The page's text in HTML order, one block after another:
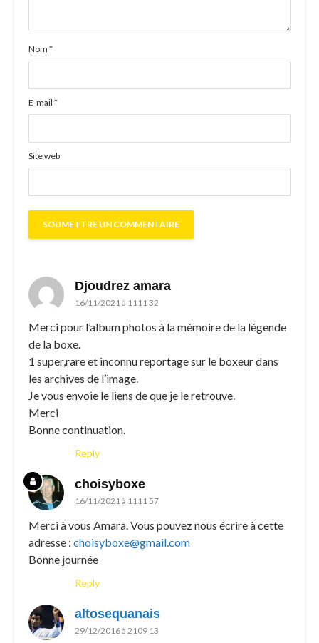
Nom *
E-mail *
Site web
Djoudrez amara
16/11/2021 à 1111 32
Merci pour l’album photos à la mémoire de la légende
de la boxe.
1 super,rare et inconnu reportage sur le boxeur dans
les archives de l’image.
Je vous envoie le liens de que je le retrouve.
Merci
Bonne continuation.
Reply
choisyboxe
16/11/2021 à 1111 57
Merci à vous Amara. Vous pouvez nous écrire à cette
adresse : choisyboxe@gmail.com
Bonne journée
Reply
altosequanais
29/12/2016 à 2109 13